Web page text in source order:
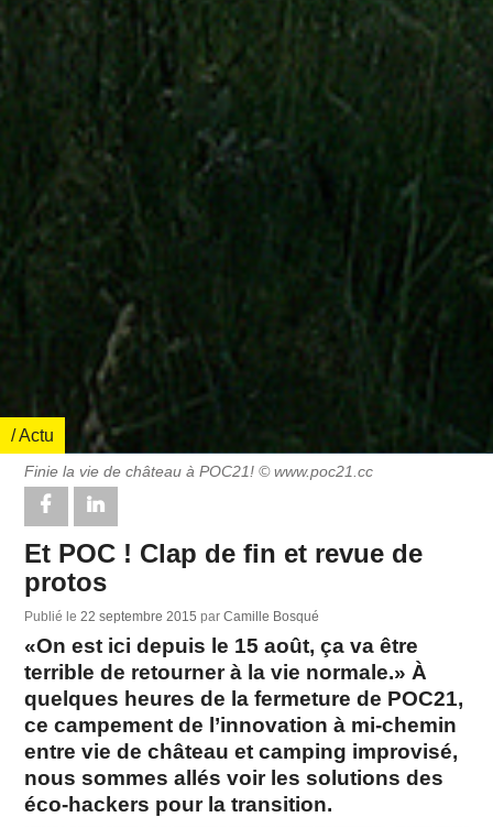
/ Actu
Finie la vie de château à POC21! © www.poc21.cc
Et POC ! Clap de fin et revue de
protos
Publié le22 septembre 2015parCamille Bosqué
«On est ici depuis le 15 août, ça va être
terrible de retourner à la vie normale.» À
quelques heures de la fermeture de POC21,
ce campement de l’innovation à mi-chemin
entre vie de château et camping improvisé,
nous sommes allés voir les solutions des
éco-hackers pour la transition.